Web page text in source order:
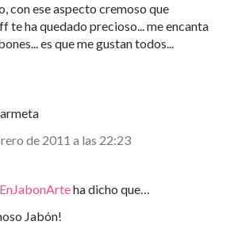
con ese aspecto cremoso que
te ha quedado precioso... me encanta
es que me gustan todos...
de 2011 a las 22:23
ha dicho que…
Jabón!